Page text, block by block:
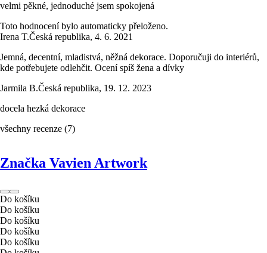
velmi pěkné, jednoduché jsem spokojená
Toto hodnocení bylo automaticky přeloženo.
Irena T.Česká republika, 4. 6. 2021
Jemná, decentní, mladistvá, něžná dekorace. Doporučuji do interiérů,
kde potřebujete odlehčit. Ocení spíš žena a dívky
Jarmila B.Česká republika, 19. 12. 2023
docela hezká dekorace
všechny recenze (7)
Značka Vavien Artwork
Do košíku
Do košíku
Do košíku
Do košíku
Do košíku